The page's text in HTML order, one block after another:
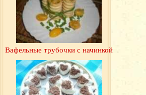
Вафельные трубочки с начинкой